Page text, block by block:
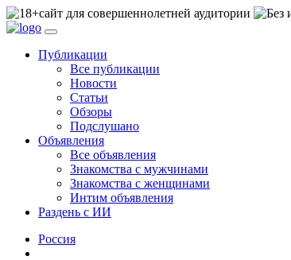
сайт для совершеннолетней аудитории
Публикации
Все публикации
Новости
Статьи
Обзоры
Подслушано
Объявления
Все объявления
Знакомства с мужчинами
Знакомства с женщинами
Интим объявления
Раздень с ИИ
Россия